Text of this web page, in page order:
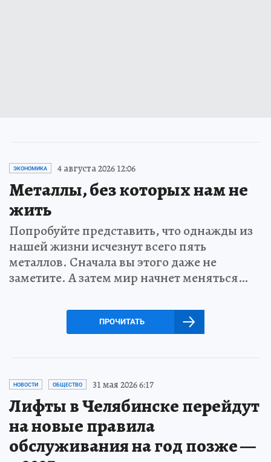
ЭКОНОМИКА 4 августа 2026 12:06
Металлы, без которых нам не
жить
Попробуйте представить, что однажды из
нашей жизни исчезнут всего пять
металлов. Сначала вы этого даже не
заметите. А затем мир начнет меняться…
ПРОЧИТАТЬ
НОВОСТИ ОБЩЕСТВО 31 мая 2026 6:17
Лифты в Челябинске перейдут
на новые правила
обслуживания на год позже —